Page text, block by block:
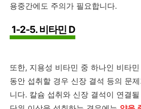
용중간에도 주의가 필요합니다.
1-2-5. 비타민 D
또한, 지용성 비타민 중 하나인 비타
동안 섭취할 경우 신장 결석 등의 문
니다. 칼슘 섭취와 신장 결석이 연결